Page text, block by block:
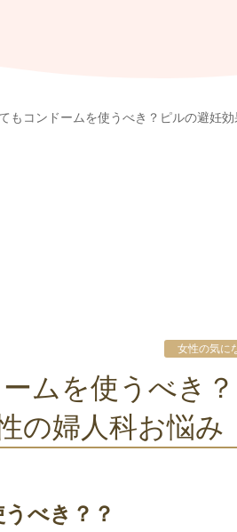
もコンドームを使うべき？ピルの避妊
女性の気に
の婦人科お悩み
べき？？